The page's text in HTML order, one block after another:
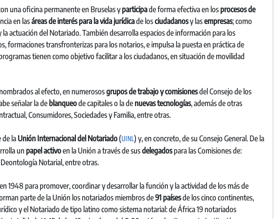
una oficina permanente en Bruselas yparticipade forma efectiva en los procesos de
en lasáreas de interés para la vida jurídicade losciudadanosy lasempresas; como
actuación del Notariado. También desarrolla espacios de información para los
formaciones transfronterizas para los notarios, e impulsa la puesta en práctica de
tienen como objetivo facilitar a los ciudadanos, en situación de movilidad
al efecto, en numerososgrupos de trabajo y comisionesdel Consejo de los
señalar la de blanqueode capitales o la de nuevas tecnologías, además de otras
Consumidores, Sociedades y Familia, entre otras.
de la Unión Internacional del Notariado(UINL) y, en concreto, de su Consejo General. De la
un papel activoen la Unión a través de susdelegadospara las Comisiones de:
Notarial, entre otras.
1948 para promover, coordinar y desarrollar la función y la actividad de los más de
parte de la Unión los notariados miembros de91 paísesde los cinco continentes,
y el Notariado de tipo latino como sistema notarial: de África 19 notariados